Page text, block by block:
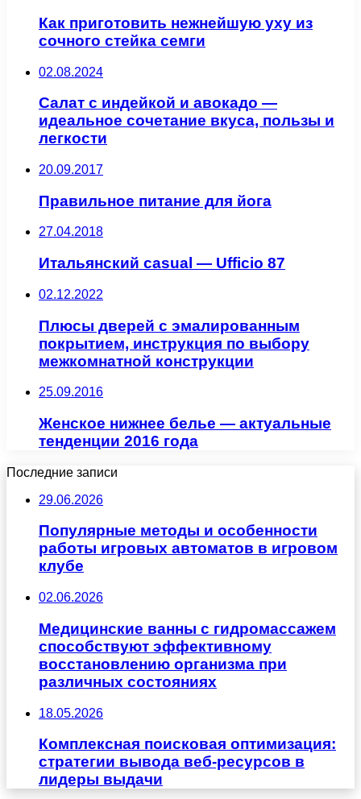
Как приготовить нежнейшую уху из
сочного стейка семги
02.08.2024
Салат с индейкой и авокадо —
идеальное сочетание вкуса, пользы и
легкости
20.09.2017
Правильное питание для йога
27.04.2018
Итальянский casual — Ufficio 87
02.12.2022
Плюсы дверей с эмалированным
покрытием, инструкция по выбору
межкомнатной конструкции
25.09.2016
Женское нижнее белье — актуальные
тенденции 2016 года
Последние записи
29.06.2026
Популярные методы и особенности
работы игровых автоматов в игровом
клубе
02.06.2026
Медицинские ванны с гидромассажем
способствуют эффективному
восстановлению организма при
различных состояниях
18.05.2026
Комплексная поисковая оптимизация:
стратегии вывода веб-ресурсов в
лидеры выдачи